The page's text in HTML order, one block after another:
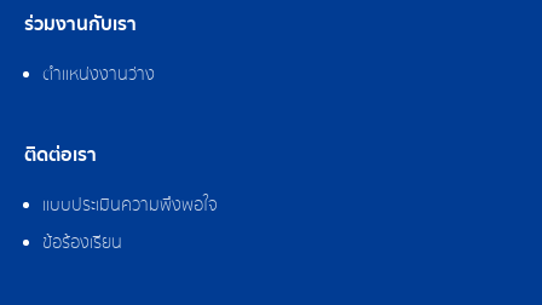
ร่วมงานกับเรา
ตำแหน่งงานว่าง
ติดต่อเรา
แบบประเมินความพึงพอใจ
ข้อร้องเรียน